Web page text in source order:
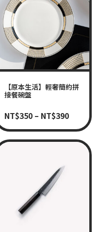
【原本生活】輕奢簡約拼
接餐碗盤
NT$350 – NT$390